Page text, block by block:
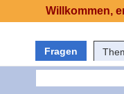
Fragen
Willkommen,